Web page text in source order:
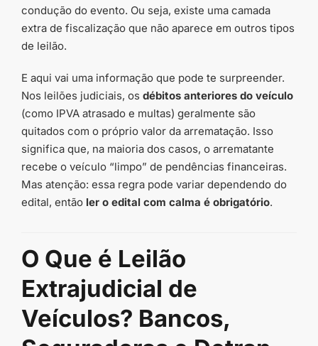
condução do evento. Ou seja, existe uma camada
extra de fiscalização que não aparece em outros tipos
de leilão.
E aqui vai uma informação que pode te surpreender.
Nos leilões judiciais, os débitos anteriores do veículo
(como IPVA atrasado e multas) geralmente são
quitados com o próprio valor da arrematação. Isso
significa que, na maioria dos casos, o arrematante
recebe o veículo “limpo” de pendências financeiras.
Mas atenção: essa regra pode variar dependendo do
edital, então ler o edital com calma é obrigatório.
O Que é Leilão
Extrajudicial de
Veículos? Bancos,